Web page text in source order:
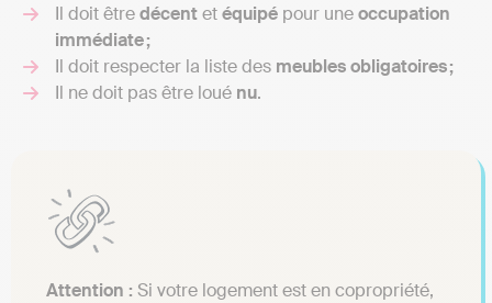
Il doit êtredécentetéquipé pour uneoccupation
immédiate ;
Il doit respecter la liste des meubles obligatoires ;
Il ne doit pas être loué nu.
Attention : Si votre logement est en copropriété,